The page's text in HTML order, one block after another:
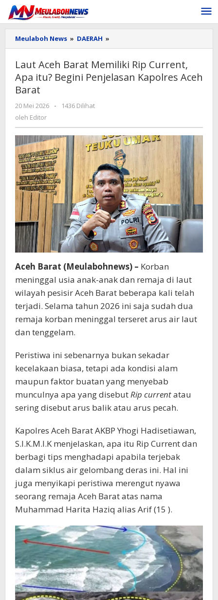
Lewati
konten
Meulaboh News » DAERAH »
Aceh
Memiliki
Rip
Kapolres
Aceh
Barat
Laut Aceh Barat Memiliki Rip Current,
Apa itu? Begini Penjelasan Kapolres Aceh
Barat
20 Mei 2026
oleh
-
1436 Dilihat
oleh Editor
Aceh Barat (Meulabohnews) – Korban
meninggal usia anak-anak dan remaja di laut
wilayah pesisir Aceh Barat beberapa kali telah
terjadi. Selama tahun 2026 ini saja sudah dua
remaja korban meninggal terseret arus air laut
dan tenggelam.
Peristiwa ini sebenarnya bukan sekadar
kecelakaan biasa, tetapi ada kondisi alam
maupun faktor buatan yang menyebab
munculnya apa yang disebutRip currentatau
sering disebut arus balik atau arus pecah.
Kapolres Aceh Barat AKBP Yhogi Hadisetiawan,
S.I.K.M.I.K menjelaskan, apa itu Rip Current dan
berbagi tips menghadapi apabila terjebak
dalam siklus air gelombang deras ini. Hal ini
juga menyikapi peristiwa merengut nyawa
seorang remaja Aceh Barat atas nama
Muhammad Harita Haziq alias Arif (15 ).